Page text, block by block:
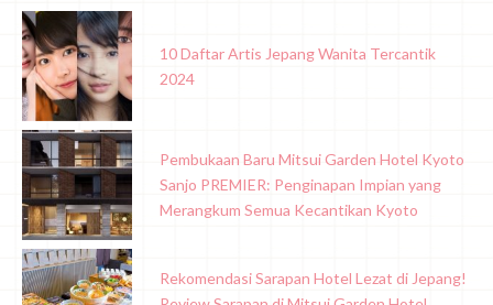
10 Daftar Artis Jepang Wanita Tercantik
2024
Pembukaan Baru Mitsui Garden Hotel Kyoto
Sanjo PREMIER: Penginapan Impian yang
Merangkum Semua Kecantikan Kyoto
Rekomendasi Sarapan Hotel Lezat di Jepang!